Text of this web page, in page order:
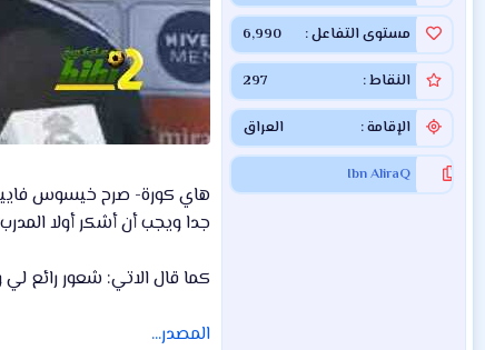
مستوى التفاعل 6,990
النقاط 297
الإقامة العراق
Ibn AliraQ
هاي كورة- صرح خيسوس فاييخو
جدا ويجب أن أشكر أولا
كما قال الاتي: شعور رائع
المصدر...